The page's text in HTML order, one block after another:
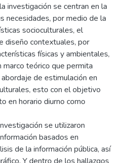
investigación se centran en la
necesidades, por medio de la
socioculturales, el
diseño contextuales, por
físicas y ambientales,
marco teórico que permita
de estimulación en
esto con el objetivo
en horario diurno como
se utilizaron
basados en
de la información pública, así